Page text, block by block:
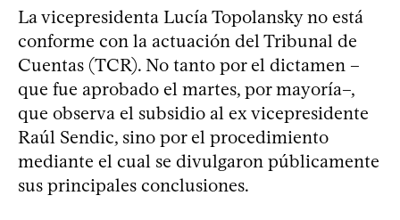
La vicepresidenta Lucía Topolansky no está
conforme con la actuación del Tribunal de
Cuentas (TCR). No tanto por el dictamen –
que fue aprobado el martes, por mayoría–,
que observa el subsidio al ex vicepresidente
Raúl Sendic, sino por el procedimiento
mediante el cual se divulgaron públicamente
sus principales conclusiones.